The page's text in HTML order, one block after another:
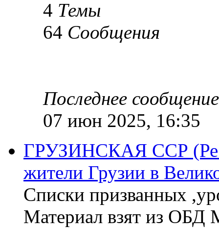
4 Темы
64 Сообщения
Последнее сообщение
07 июн 2025, 16:35
ГРУЗИНСКАЯ ССР
жители Грузии в
Списки призванных
Материал взят из ОБД